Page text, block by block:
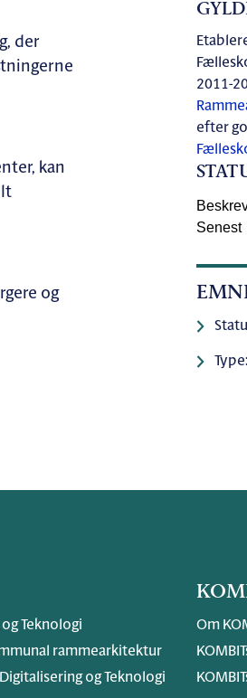
der
kan
og
2011-
efter
Teknologi
rammearkitektur
og Teknologi
Om